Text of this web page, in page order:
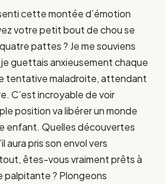
cette montée d’émotion
votre petit bout de chou se
pattes ? Je me souviens
guettais anxieusement chaque
tentative maladroite, attendant
C’est incroyable de voir
position va libérer un monde
enfant. Quelles découvertes
aura pris son envol vers
êtes-vous vraiment prêts à
? Plongeons